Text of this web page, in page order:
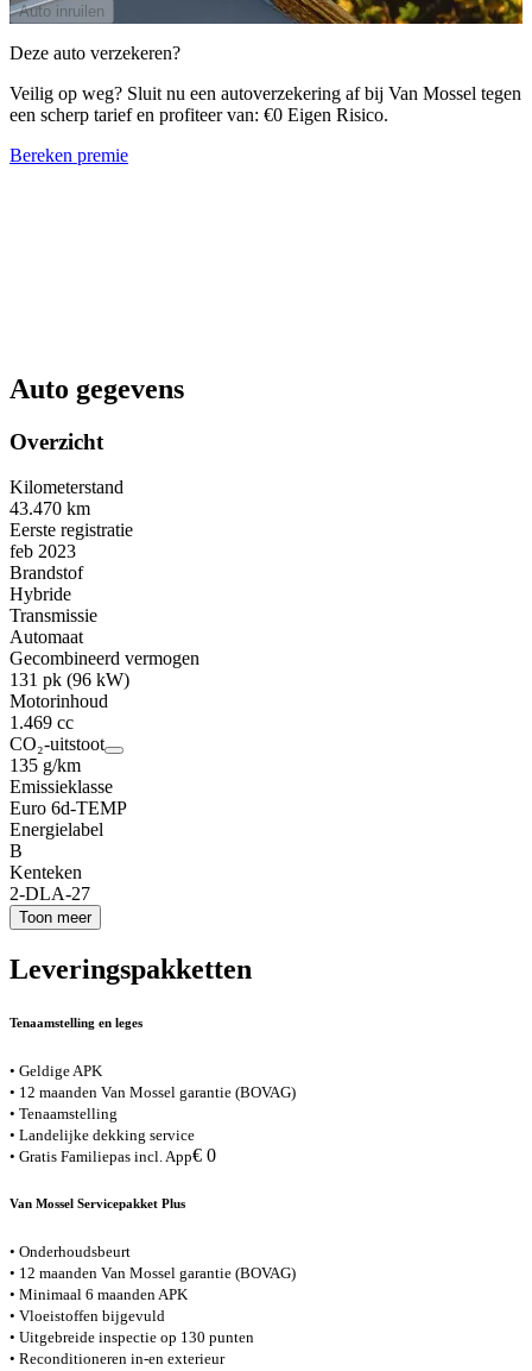
Auto inruilen
Deze auto verzekeren?
Veilig op weg? Sluit nu een autoverzekering af bij Van Mossel tegen
een scherp tarief en profiteer van: €0 Eigen Risico.
Bereken premie
Auto gegevens
Overzicht
Kilometerstand
43.470 km
Eerste registratie
feb 2023
Brandstof
Hybride
Transmissie
Automaat
Gecombineerd vermogen
131 pk (96 kW)
Motorinhoud
1.469 cc
CO₂-uitstoot
135 g/km
Emissieklasse
Euro 6d-TEMP
Energielabel
B
Kenteken
2-DLA-27
Toon meer
Leveringspakketten
Tenaamstelling en leges
• Geldige APK
• 12 maanden Van Mossel garantie (BOVAG)
• Tenaamstelling
• Landelijke dekking service
• Gratis Familiepas incl. App€ 0
Van Mossel Servicepakket Plus
• Onderhoudsbeurt
• 12 maanden Van Mossel garantie (BOVAG)
• Minimaal 6 maanden APK
• Vloeistoffen bijgevuld
• Uitgebreide inspectie op 130 punten
• Reconditioneren in-en exterieur